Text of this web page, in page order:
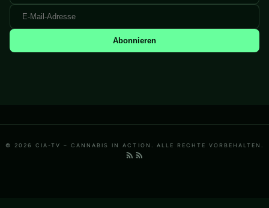
Abonnieren
© 2026 CIA-TV – CANNABIS IN ACTION. ALLE RECHTE VORBEHALTEN.